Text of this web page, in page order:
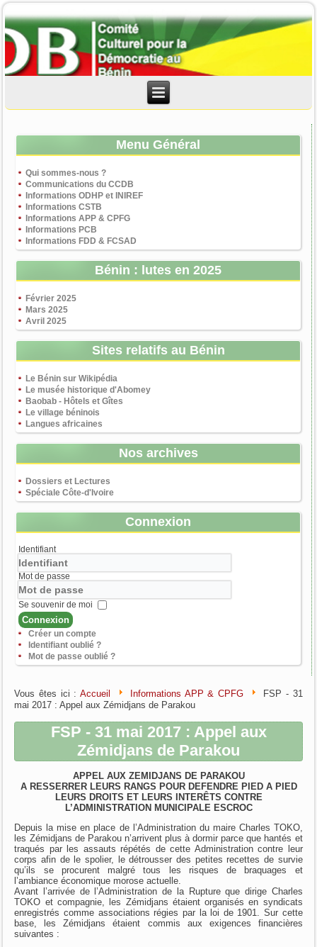
Menu Général
Qui sommes-nous ?
Communications du CCDB
Informations ODHP et INIREF
Informations CSTB
Informations APP & CPFG
Informations PCB
Informations FDD & FCSAD
Bénin : lutes en 2025
Février 2025
Mars 2025
Avril 2025
Sites relatifs au Bénin
Le Bénin sur Wikipédia
Le musée historique d'Abomey
Baobab - Hôtels et Gîtes
Le village béninois
Langues africaines
Nos archives
Dossiers et Lectures
Spéciale Côte-d'Ivoire
Connexion
Identifiant
Mot de passe
Se souvenir de moi
Connexion
Créer un compte
Identifiant oublié ?
Mot de passe oublié ?
Vous êtes ici : Accueil Informations APP & CPFG
FSP - 31
mai 2017 : Appel aux Zémidjans de Parakou
FSP - 31 mai 2017 : Appel aux
Zémidjans de Parakou
APPEL AUX ZEMIDJANS DE PARAKOU
A RESSERRER LEURS RANGS POUR DEFENDRE PIED A PIED
LEURS DROITS ET LEURS INTERÊTS CONTRE
L’ADMINISTRATION MUNICIPALE ESCROC
Depuis la mise en place de l’Administration du maire Charles TOKO,
les Zémidjans de Parakou n’arrivent plus à dormir parce que hantés et
traqués par les assauts répétés de cette Administration contre leur
corps afin de le spolier, le détrousser des petites recettes de survie
qu’ils se procurent malgré tous les risques de braquages et
l’ambiance économique morose actuelle.
Avant l’arrivée de l’Administration de la Rupture que dirige Charles
TOKO et compagnie, les Zémidjans étaient organisés en syndicats
enregistrés comme associations régies par la loi de 1901. Sur cette
base, les Zémidjans étaient commis aux exigences financières
suivantes :